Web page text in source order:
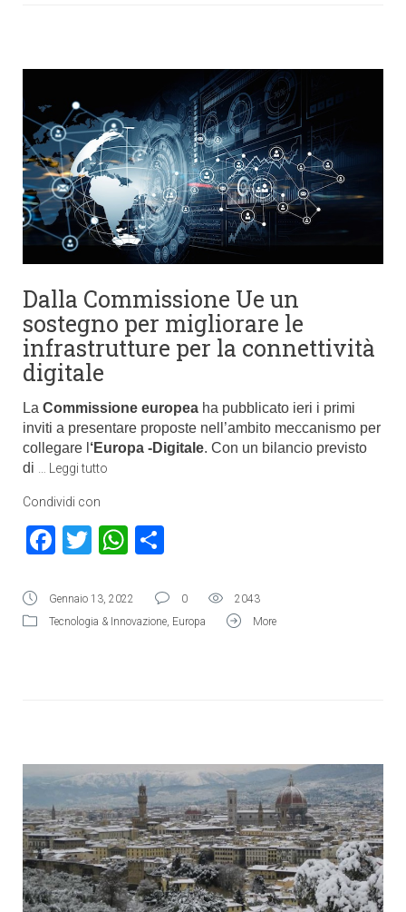
Dalla Commissione Ue un
sostegno per migliorare le
infrastrutture per la connettività
digitale
La Commissione europea ha pubblicato ieri i primi
inviti a presentare proposte nell’ambito meccanismo per
collegare l ‘Europa -Digitale. Con un bilancio previsto
di
Leggi tutto
Condividi con
Facebook
TwitterWhatsApp
Gennaio 13, 2022 0
2043
Tecnologia & Innovazione, Europa More